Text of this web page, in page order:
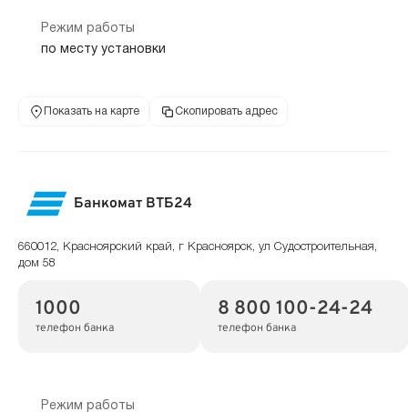
Режим работы
по месту установки
Показать на карте Скопировать адрес
Банкомат ВТБ24
660012, Красноярский край, г Красноярск, ул Судостроительная,
дом 58
1000
телефон банка
8 800 100-24-24
телефон банка
Режим работы